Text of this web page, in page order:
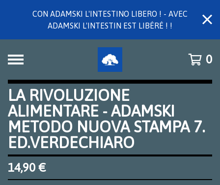
CON ADAMSKI L'INTESTINO LIBERO ! - AVEC
ADAMSKI L'INTESTIN EST LIBÉRÉ ! !
0
LA RIVOLUZIONE
ALIMENTARE - ADAMSKI
METODO NUOVA STAMPA 7.
ED.VERDECHIARO
14,90 €